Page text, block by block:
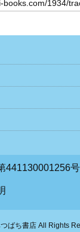
号
ばち書店 All Rights